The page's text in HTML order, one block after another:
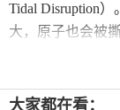
Tidal Disruption
大，原子也会被
黑洞内的奇点是
大家都在看：